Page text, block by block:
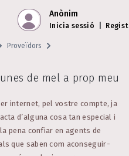
Anònim
Inicia sessió
Proveïdors
de mel a prop meu
internet, pel vostre compte, ja
d’alguna cosa tan especial i
pena confiar en agents de
que saben com aconseguir-